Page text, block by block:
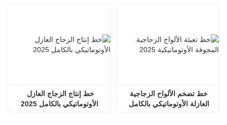
الأوتوماتيكي بالكامل 2025